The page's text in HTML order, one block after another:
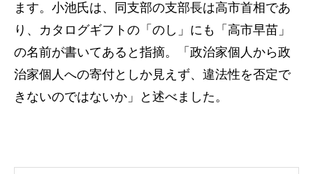
ます。小池氏は、同支部の支部長は高市首相であ
り、カタログギフトの「のし」にも「高市早苗」
の名前が書いてあると指摘。「政治家個人から政
治家個人への寄付としか見えず、違法性を否定で
きないのではないか」と述べました。